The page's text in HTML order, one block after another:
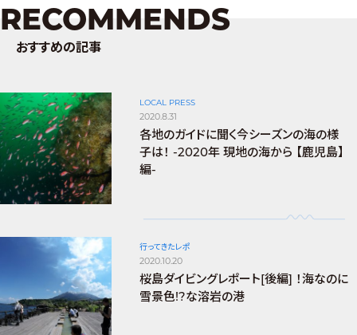
RECOMMENDS
おすすめの記事
LOCAL PRESS
2020.8.31
各地のガイドに聞く今シーズンの海の様
子は！ -2020年 現地の海から 【鹿児島】
編-
行ってきたレポ
2020.10.20
桜島ダイビングレポート[後編] ！海なのに
雪景色!?な溶岩の港